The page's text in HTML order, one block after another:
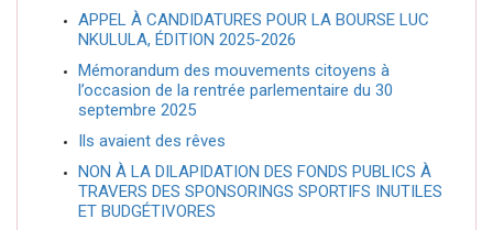
APPEL À CANDIDATURES POUR LA BOURSE LUC
NKULULA, ÉDITION 2025-2026
Mémorandum des mouvements citoyens à
l’occasion de la rentrée parlementaire du 30
septembre 2025
Ils avaient des rêves
NON À LA DILAPIDATION DES FONDS PUBLICS À
TRAVERS DES SPONSORINGS SPORTIFS INUTILES
ET BUDGÉTIVORES